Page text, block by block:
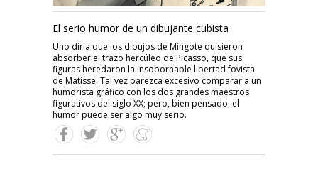
El serio humor de un dibujante cubista
Uno diría que los dibujos de Mingote quisieron
absorber el trazo hercúleo de Picasso, que sus
figuras heredaron la insobornable libertad fovista
de Matisse. Tal vez parezca excesivo comparar a un
humorista gráfico con los dos grandes maestros
figurativos del siglo XX; pero, bien pensado, el
humor puede ser algo muy serio.